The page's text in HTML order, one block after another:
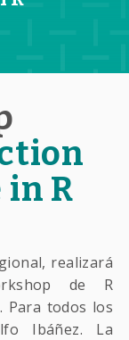
in R
realizará
de R
Para todos los
Ibáñez. La